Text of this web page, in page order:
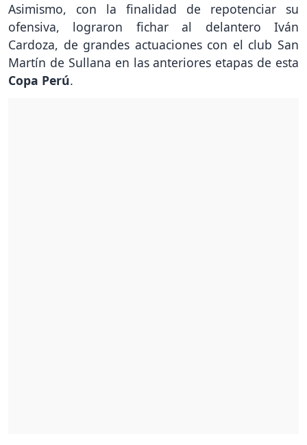
Asimismo, con la finalidad de repotenciar su
ofensiva, lograron fichar al delantero Iván
Cardoza, de grandes actuaciones con el club San
Martín de Sullana en las anteriores etapas de esta
Copa Perú.